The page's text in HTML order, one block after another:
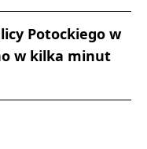
Potockiego w
w kilka minut